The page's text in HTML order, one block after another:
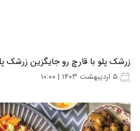
زرشک پلو با قارچ رو جایگزین زرشک